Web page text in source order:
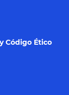
Código Ético